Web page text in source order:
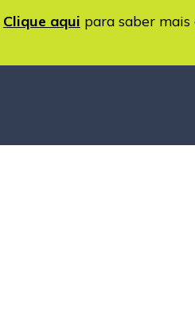
Clique aqui para saber mais